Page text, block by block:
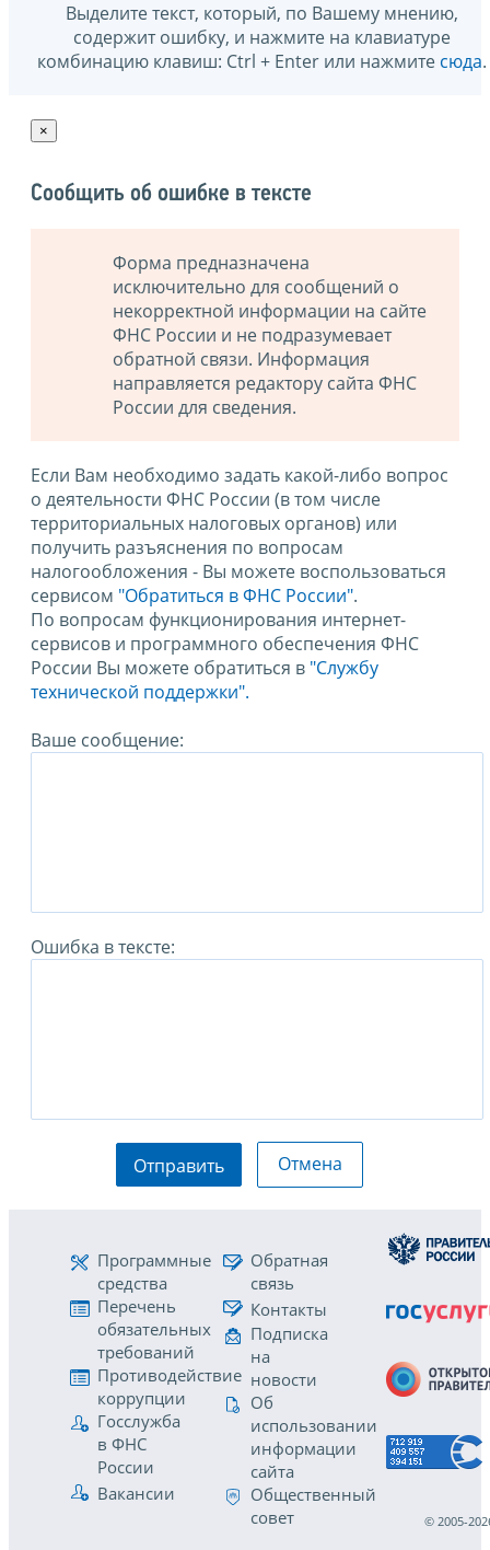
Выделите текст, который, по Вашему мнению,
содержит ошибку, и нажмите на клавиатуре
комбинацию клавиш: Ctrl + Enter или нажмите сюда.
×
Сообщить об ошибке в тексте
Форма предназначена
исключительно для сообщений о
некорректной информации на сайте
ФНС России и не подразумевает
обратной связи. Информация
направляется редактору сайта ФНС
России для сведения.
Если Вам необходимо задать какой-либо вопрос
о деятельности ФНС России (в том числе
территориальных налоговых органов) или
получить разъяснения по вопросам
налогообложения - Вы можете воспользоваться
сервисом "Обратиться в ФНС России".
По вопросам функционирования интернет-
сервисов и программного обеспечения ФНС
России Вы можете обратиться в "Службу
технической поддержки".
Ваше сообщение:
Ошибка в тексте:
Отправить Отмена
Программные
средства
Перечень
обязательных
требований
Противодействие
коррупции
Госслужба
в ФНС
России
Вакансии
Обратная
связь
Контакты
Подписка
на
новости
Об
использовании
информации
сайта
Общественный
совет
© 2005-